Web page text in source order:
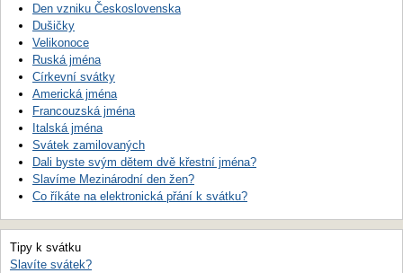
Den vzniku Československa
Dušičky
Velikonoce
Ruská jména
Církevní svátky
Americká jména
Francouzská jména
Italská jména
Svátek zamilovaných
Dali byste svým dětem dvě křestní jména?
Slavíme Mezinárodní den žen?
Co říkáte na elektronická přání k svátku?
Tipy k svátku
Slavíte svátek?